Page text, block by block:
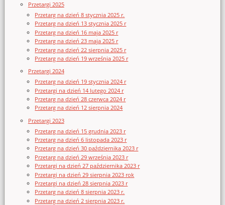
Przetargi 2025
Przetarg na dzień 8 stycznia 2025 r.
Przetarg na dzień 13 stycznia 2025 r
Przetarg na dzień 16 maja 2025 r
Przetarg na dzień 23 maja 2025 r
Przetarg na dzień 22 sierpnia 2025 r
Przetarg na dzień 19 września 2025 r
Przetargi 2024
Przetarg na dzień 19 stycznia 2024 r
Przetargi na dzień 14 lutego 2024 r
Przetarg na dzień 28 czerwca 2024 r
Przetarg na dzień 12 sierpnia 2024
Przetargi 2023
Przetarg na dzień 15 grudnia 2023 r
Przetarg na dzień 6 listopada 2023 r
Przetarg na dzień 30 października 2023 r
Przetarg na dzień 29 września 2023 r
Przetargi na dzień 27 października 2023 r
Przetargi na dzień 29 sierpnia 2023 rok
Przetargi na dzień 28 sierpnia 2023 r
Przetarg na dzień 8 sierpnia 2023 r.
Przetarg na dzień 2 sierpnia 2023 r.